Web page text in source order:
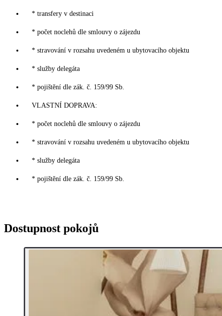
* transfery v destinaci
* počet noclehů dle smlouvy o zájezdu
* stravování v rozsahu uvedeném u ubytovacího objektu
* služby delegáta
* pojištění dle zák. č. 159/99 Sb.
VLASTNÍ DOPRAVA:
* počet noclehů dle smlouvy o zájezdu
* stravování v rozsahu uvedeném u ubytovacího objektu
* služby delegáta
* pojištění dle zák. č. 159/99 Sb.
Dostupnost pokojů